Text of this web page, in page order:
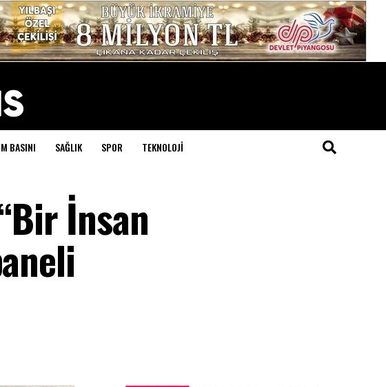
BASINI SAĞLIK SPOR TEKNOLOJI
İnsan